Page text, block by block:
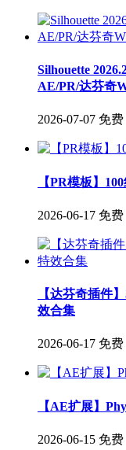
Silhouette
AE/PR/达芬奇
2026-07-07 免费
【PR模板】
2026-06-17 免费
【达芬奇插件
效合集
2026-06-17 免费
【AE扩展】
2026-06-15 免费